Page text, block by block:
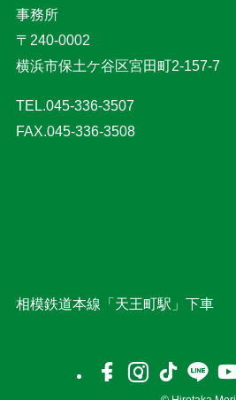
事務所
〒240-0002
横浜市保土ケ谷区宮田町2-157-7
TEL.045-336-3507
FAX.045-336-3508
相模鉄道本線「天王町駅」下車